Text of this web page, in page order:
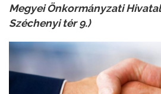
Megyei Önkormányzati
Széchenyi tér 9.)